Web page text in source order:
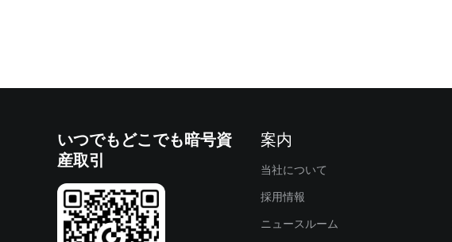
いつでもどこでも暗号資
産取引
案内
当社について
採用情報
ニュースルーム